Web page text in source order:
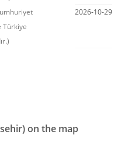
Türkiye
2026-10-29
on the map